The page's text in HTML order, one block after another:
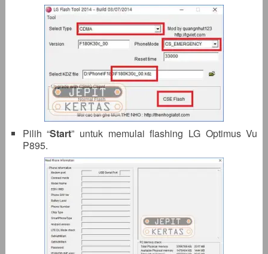
Pilih “Start” untuk memulai flashing LG Optimus Vu
P895.